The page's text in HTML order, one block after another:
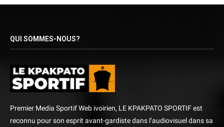
QUI SOMMES-NOUS?
Premier Media Sportif Web ivoirien, LE KPAKPATO SPORTIF est
reconnu pour son esprit avant-gardiste dans l’audiovisuel dans sa